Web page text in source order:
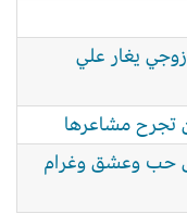
يغار علي
حب وعشق وغرام